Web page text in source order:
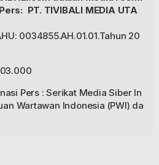
PT. TIVIBALI MEDIA UTA
0034855.AH.01.01.Tahun 20
Pers : Serikat Media Siber In
Wartawan Indonesia (PWI) da